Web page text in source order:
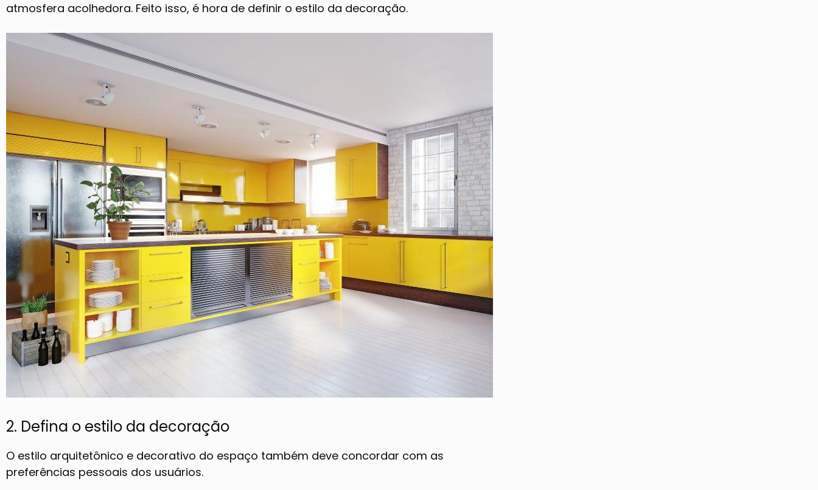
atmosfera acolhedora. Feito isso, é hora de definir o estilo da decoração.
2. Defina o estilo da decoração
O estilo arquitetônico e decorativo do espaço também deve concordar com as
preferências pessoais dos usuários.